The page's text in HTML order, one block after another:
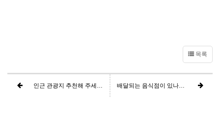
목록
인근 관광지 추천해 주세요. 배달되는 음식점이 있나요?